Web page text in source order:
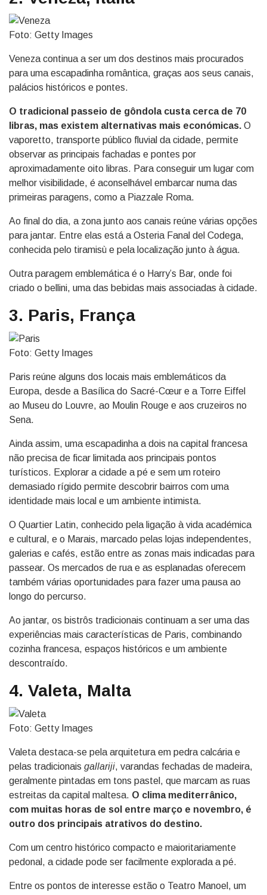
Foto: Getty Images
Veneza continua a ser um dos destinos mais procurados
para uma escapadinha romântica, graças aos seus canais,
palácios históricos e pontes.
O tradicional passeio de gôndola custa cerca de 70
libras, mas existem alternativas mais económicas. O
vaporetto, transporte público fluvial da cidade, permite
observar as principais fachadas e pontes por
aproximadamente oito libras. Para conseguir um lugar com
melhor visibilidade, é aconselhável embarcar numa das
primeiras paragens, como a Piazzale Roma.
Ao final do dia, a zona junto aos canais reúne várias opções
para jantar. Entre elas está a Osteria Fanal del Codega,
conhecida pelo tiramisù e pela localização junto à água.
Outra paragem emblemática é o Harry’s Bar, onde foi
criado o bellini, uma das bebidas mais associadas à cidade.
3. Paris, França
Foto: Getty Images
Paris reúne alguns dos locais mais emblemáticos da
Europa, desde a Basílica do Sacré-Cœur e a Torre Eiffel
ao Museu do Louvre, ao Moulin Rouge e aos cruzeiros no
Sena.
Ainda assim, uma escapadinha a dois na capital francesa
não precisa de ficar limitada aos principais pontos
turísticos. Explorar a cidade a pé e sem um roteiro
demasiado rígido permite descobrir bairros com uma
identidade mais local e um ambiente intimista.
O Quartier Latin, conhecido pela ligação à vida académica
e cultural, e o Marais, marcado pelas lojas independentes,
galerias e cafés, estão entre as zonas mais indicadas para
passear. Os mercados de rua e as esplanadas oferecem
também várias oportunidades para fazer uma pausa ao
longo do percurso.
Ao jantar, os bistrôs tradicionais continuam a ser uma das
experiências mais características de Paris, combinando
cozinha francesa, espaços históricos e um ambiente
descontraído.
4. Valeta, Malta
Foto: Getty Images
Valeta destaca-se pela arquitetura em pedra calcária e
pelas tradicionais gallariji, varandas fechadas de madeira,
geralmente pintadas em tons pastel, que marcam as ruas
estreitas da capital maltesa. O clima mediterrânico,
com muitas horas de sol entre março e novembro, é
outro dos principais atrativos do destino.
Com um centro histórico compacto e maioritariamente
pedonal, a cidade pode ser facilmente explorada a pé.
Entre os pontos de interesse estão o Teatro Manoel, um